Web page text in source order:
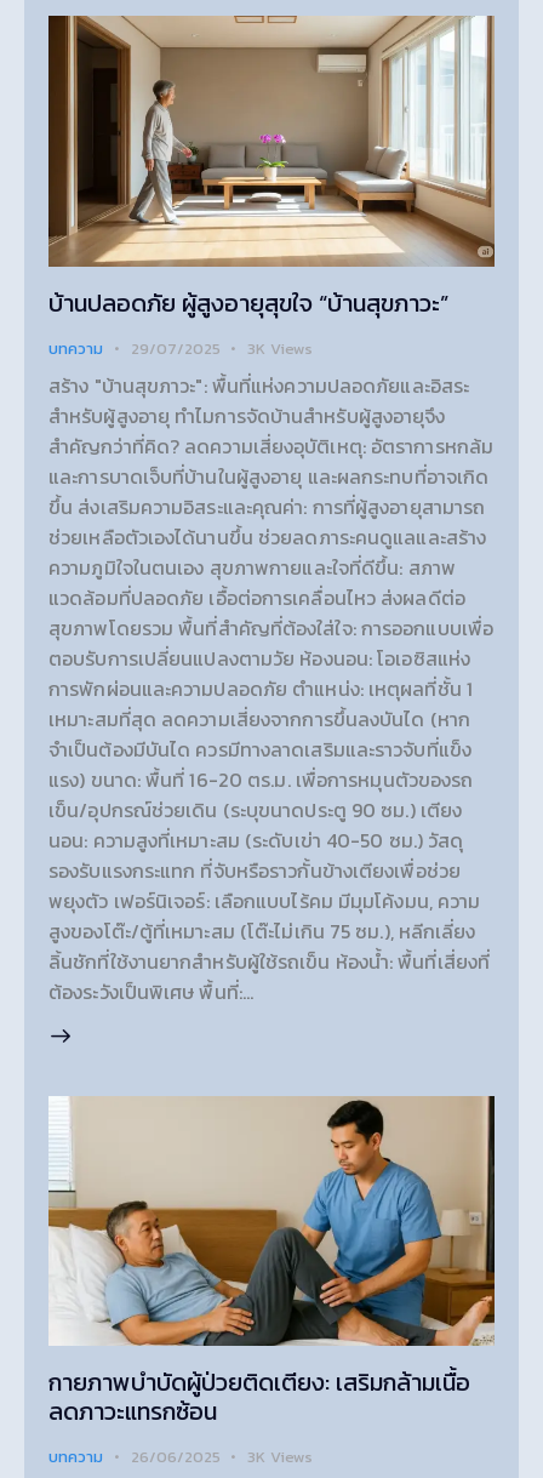
บ้านปลอดภัย ผู้สูงอายุสุขใจ “บ้านสุขภาวะ”
บทความ 29/07/2025 3K Views
สร้าง "บ้านสุขภาวะ": พื้นที่แห่งความปลอดภัยและอิสระ
สำหรับผู้สูงอายุ ทำไมการจัดบ้านสำหรับผู้สูงอายุจึง
สำคัญกว่าที่คิด? ลดความเสี่ยงอุบัติเหตุ: อัตราการหกล้ม
และการบาดเจ็บที่บ้านในผู้สูงอายุ และผลกระทบที่อาจเกิด
ขึ้น ส่งเสริมความอิสระและคุณค่า: การที่ผู้สูงอายุสามารถ
ช่วยเหลือตัวเองได้นานขึ้น ช่วยลดภาระคนดูแลและสร้าง
ความภูมิใจในตนเอง สุขภาพกายและใจที่ดีขึ้น: สภาพ
แวดล้อมที่ปลอดภัย เอื้อต่อการเคลื่อนไหว ส่งผลดีต่อ
สุขภาพโดยรวม พื้นที่สำคัญที่ต้องใส่ใจ: การออกแบบเพื่อ
ตอบรับการเปลี่ยนแปลงตามวัย ห้องนอน: โอเอซิสแห่ง
การพักผ่อนและความปลอดภัย ตำแหน่ง: เหตุผลที่ชั้น 1
เหมาะสมที่สุด ลดความเสี่ยงจากการขึ้นลงบันได (หาก
จำเป็นต้องมีบันได ควรมีทางลาดเสริมและราวจับที่แข็ง
แรง) ขนาด: พื้นที่ 16-20 ตร.ม. เพื่อการหมุนตัวของรถ
เข็น/อุปกรณ์ช่วยเดิน (ระบุขนาดประตู 90 ซม.) เตียง
นอน: ความสูงที่เหมาะสม (ระดับเข่า 40-50 ซม.) วัสดุ
รองรับแรงกระแทก ที่จับหรือราวกั้นข้างเตียงเพื่อช่วย
พยุงตัว เฟอร์นิเจอร์: เลือกแบบไร้คม มีมุมโค้งมน, ความ
สูงของโต๊ะ/ตู้ที่เหมาะสม (โต๊ะไม่เกิน 75 ซม.), หลีกเลี่ยง
ลิ้นชักที่ใช้งานยากสำหรับผู้ใช้รถเข็น ห้องน้ำ: พื้นที่เสี่ยงที่
ต้องระวังเป็นพิเศษ พื้นที่:…
กายภาพบำบัดผู้ป่วยติดเตียง: เสริมกล้ามเนื้อ
ลดภาวะแทรกซ้อน
บทความ 26/06/2025 3K Views